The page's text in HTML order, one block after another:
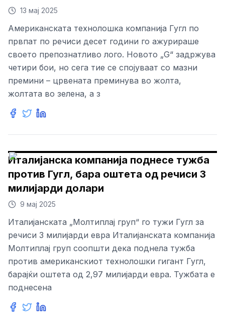
13 мај 2025
Американската технолошка компанија Гугл по
првпат по речиси десет години го ажурираше
своето препознатливо лого. Новото „G“ задржува
четири бои, но сега тие се спојуваат со мазни
премини – црвената преминува во жолта,
жолтата во зелена, а з
Италијанска компанија поднесе тужба
против Гугл, бара оштета од речиси 3
милијарди долари
9 мај 2025
Италијанската „Молтиплај груп“ го тужи Гугл за
речиси 3 милијарди евра Италијанската компанија
Молтиплај груп соопшти дека поднела тужба
против американскиот технолошки гигант Гугл,
барајќи оштета од 2,97 милијарди евра. Тужбата е
поднесена